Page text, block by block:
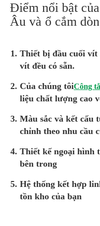
Điểm nổi bật
Âu và ổ cắm
Thiết bị đầu cuối vít
vít đều có sẵn.
Của chúng tôiCông
liệu chất lượng cao
Màu sắc và kết cấu
chỉnh theo nhu cầu
Thiết kế ngoại hình
bên trong
Hệ thống kết hợp
tồn kho của bạn